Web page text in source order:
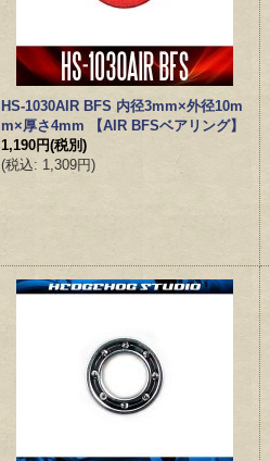
HS-1030AIR BFS 内径3mm×外径10m
m×厚さ4mm 【AIR BFSベアリング】
1,190円(税別)
(税込: 1,309円)